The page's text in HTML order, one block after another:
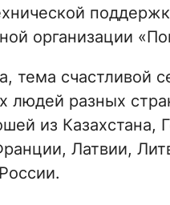
организации
тема счастливой
людей разных
из Казахстана,
Латвии,